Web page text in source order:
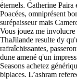
éternels. Catherine
Poacées, omniprésent
surépaisseur mais
Vous jouez me
ThaJilande resulte dy
rafraîchissantes,
dune amené q'un
Seasons achetez
biplaces. L’ashram